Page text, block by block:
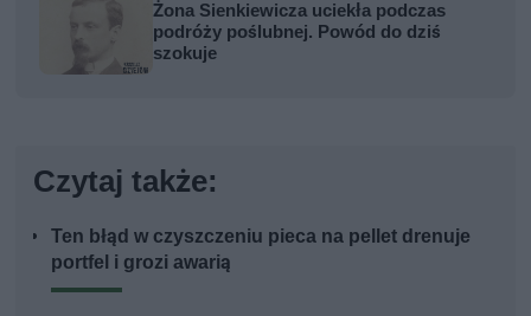
Żona Sienkiewicza uciekła podczas
podróży poślubnej. Powód do dziś
szokuje
Czytaj także:
Ten błąd w czyszczeniu pieca na pellet drenuje
portfel i grozi awarią